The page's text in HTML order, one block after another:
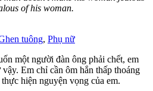
of his woman.
tuông, Phụ nữ
một người đàn ông phải chết, em
Em chỉ cần ôm hắn thấp thoáng
hiện nguyện vọng của em.